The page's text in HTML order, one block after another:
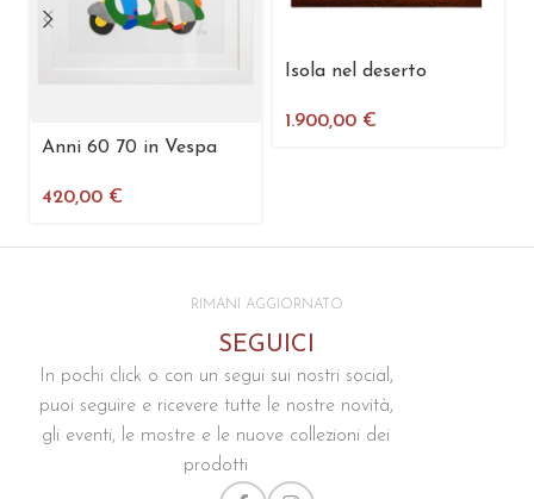
Anni 60 70 in Vespa
420,00 €
Isola nel deserto
1.900,00 €
RIMANI AGGIORNATO
SEGUICI
In pochi click o con un segui sui nostri social,
puoi seguire e ricevere tutte le nostre novità,
gli eventi, le mostre e le nuove collezioni dei
prodotti